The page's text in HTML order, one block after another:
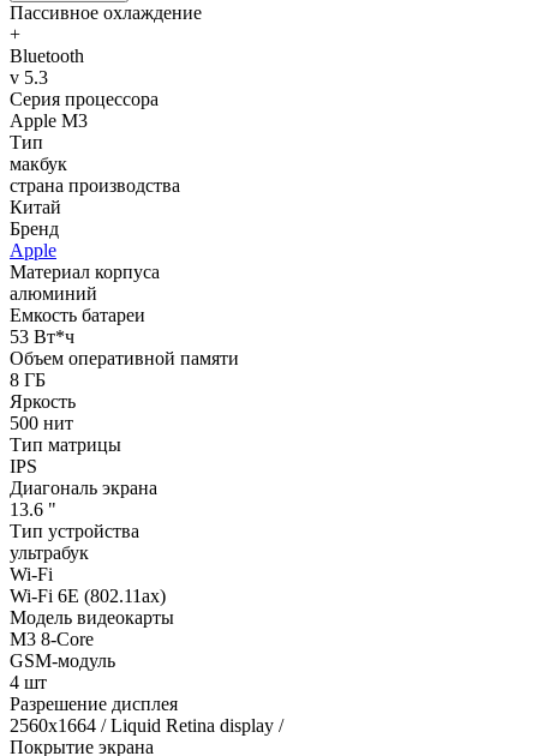
Пассивное охлаждение
+
Bluetooth
v 5.3
Серия процессора
Apple M3
Тип
макбук
страна производства
Китай
Бренд
Apple
Материал корпуса
алюминий
Емкость батареи
53 Вт*ч
Объем оперативной памяти
8 ГБ
Яркость
500 нит
Тип матрицы
IPS
Диагональ экрана
13.6 "
Тип устройства
ультрабук
Wi-Fi
Wi-Fi 6E (802.11ax)
Модель видеокарты
M3 8-Core
GSM-модуль
4 шт
Разрешение дисплея
2560x1664 / Liquid Retina display /
Покрытие экрана